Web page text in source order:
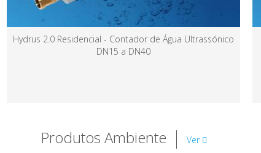
Produtos Ambiente Ver